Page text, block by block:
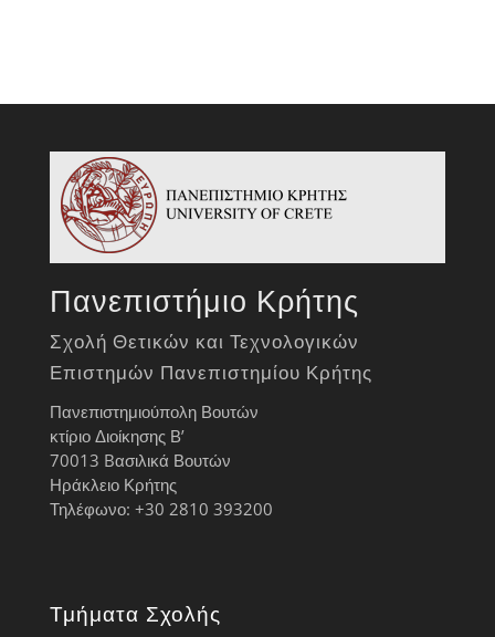
Πανεπιστήμιο Κρήτης
Σχολή Θετικών και Τεχνολογικών
Επιστημών Πανεπιστημίου Κρήτης
Πανεπιστημιούπολη Βουτών
κτίριο Διοίκησης Β’
70013 Bασιλικά Βουτών
Ηράκλειο Κρήτης
Τηλέφωνο: +30 2810 393200
Τμήματα Σχολής